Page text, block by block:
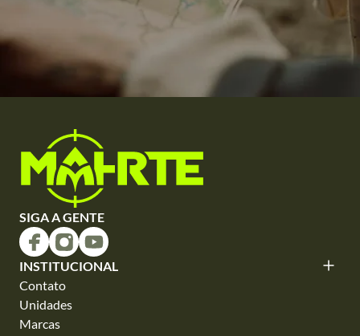
SIGA A GENTE
INSTITUCIONAL
Contato
Unidades
Marcas